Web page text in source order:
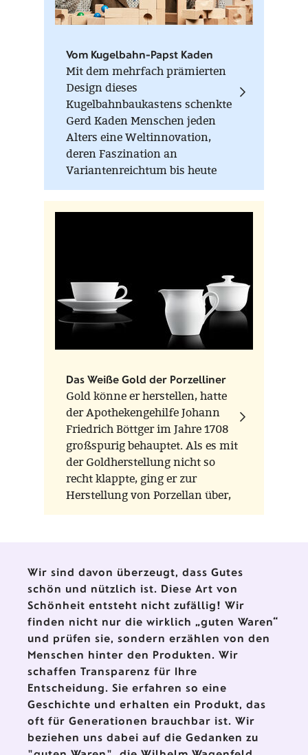
Empfehlungen, weltweit. Das
unsere historischen
Technologie überlegen sein
könnten, wagt man kaum zu
denken aber ich würde mir eine
überzeugende Beweiskette
langsam zutrauen. (M.K.)
Vom Kugelbahn-Papst Kaden
Mit dem mehrfach prämierten
Design dieses
Kugelbahnbaukastens schenkte
Gerd Kaden Menschen jeden
Alters eine Weltinnovation,
deren Faszination an
Variantenreichtum bis heute
ungebrochen ist. Höher, länger,
verrückter - Hauptsache die
Das Weiße Gold der Porzelliner
Gold könne er herstellen, hatte
der Apothekengehilfe Johann
Friedrich Böttger im Jahre 1708
großspurig behauptet. Als es mit
der Goldherstellung nicht so
recht klappte, ging er zur
Herstellung von Porzellan über,
das bis dahin für teures Geld aus
Kakao war das kostbare, herrlich
anzuschauende Porzellan gerade
richtig.
Wir sind davon überzeugt, dass Gutes
schön und nützlich ist. Diese Art von
Schönheit entsteht nicht zufällig! Wir
finden nicht nur die wirklich „guten Waren“
und prüfen sie, sondern erzählen von den
Menschen hinter den Produkten. Wir
schaffen Transparenz für Ihre
Entscheidung. Sie erfahren so eine
Geschichte und erhalten ein Produkt, das
oft für Generationen brauchbar ist. Wir
beziehen uns dabei auf die Gedanken zu